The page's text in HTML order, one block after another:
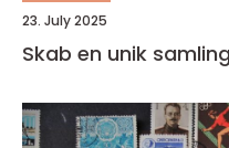
23. July 2025
Skab en unik